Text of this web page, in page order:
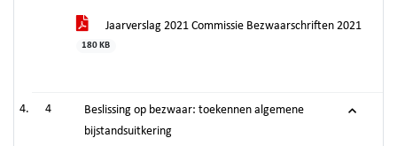
Jaarverslag 2021 Commissie Bezwaarschriften 2021
180 KB
4
Beslissing op bezwaar: toekennen algemene
bijstandsuitkering